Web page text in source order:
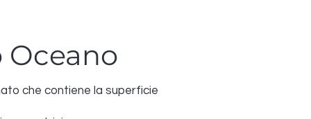
Oceano
che contiene la superficie